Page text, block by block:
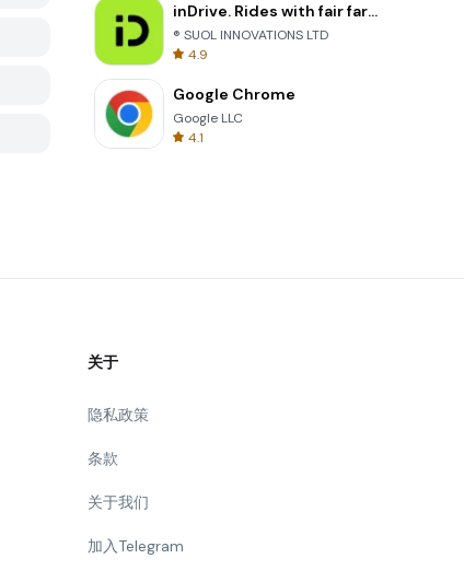
inDrive. Rides with fair fares
® SUOL INNOVATIONS LTD
4.9
Google Chrome
Google LLC
4.1
关于
隐私政策
条款
关于我们
加入Telegram